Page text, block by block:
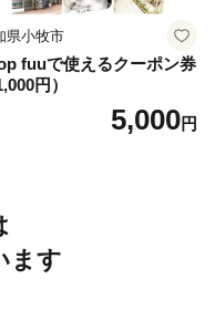
県小牧市
fuuで使えるクーポン券
円）
5,000円
ます